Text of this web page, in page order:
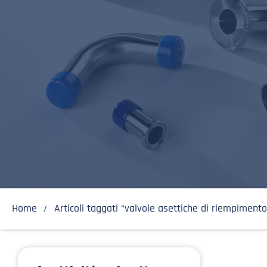
Home Articoli taggati “valvole asettiche di